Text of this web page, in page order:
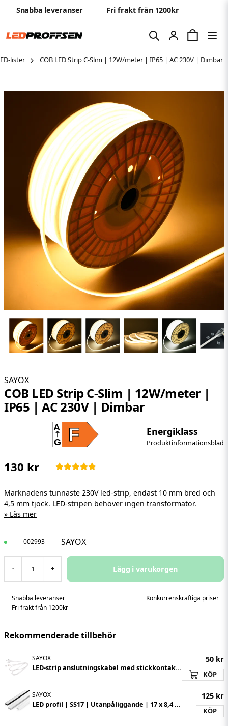
Snabba leveranser Fri frakt från 1200kr
lister COB LED Strip C-Slim | 12W/meter | IP65 | AC 230V | Dimbar
SAYOX
COB LED Strip C-Slim | 12W/meter |
IP65 | AC 230V | Dimbar
F
A
G
Energiklass
Produktinformationsblad
130 kr
Marknadens tunnaste 230V led-strip, endast 10 mm bred och
4,5 mm tjock. LED-stripen behöver ingen transformator.
Läs mer
002993 SAYOX
- + Lägg i varukorgen
Snabba leveranser
Konkurrenskraftiga priser
Fri frakt från 1200kr
Rekommenderade tillbehör
SAYOX
LED-strip anslutningskabel med stickkontakt för C/E -slim | 1,5 meter | 230V
50 kr
KÖP
SAYOX
LED profil | SS17 | Utanpåliggande | 17 x 8,4 mm | 1 meter
125 kr
KÖP